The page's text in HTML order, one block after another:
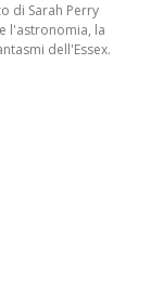
di Sarah Perry
l'astronomia, la
dell'Essex.